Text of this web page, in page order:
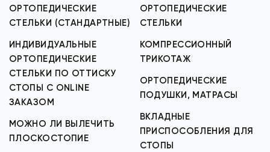
ОРТОПЕДИЧЕСКИЕ
СТЕЛЬКИ (СТАНДАРТНЫЕ)
ИНДИВИДУАЛЬНЫЕ
ОРТОПЕДИЧЕСКИЕ
СТЕЛЬКИ ПО ОТТИСКУ
СТОПЫ С ONLINE
ЗАКАЗОМ
МОЖНО ЛИ ВЫЛЕЧИТЬ
ПЛОСКОСТОПИЕ
ОРТОПЕДИЧЕСКИЕ
СТЕЛЬКИ
КОМПРЕССИОННЫЙ
ТРИКОТАЖ
ОРТОПЕДИЧЕСКИЕ
ПОДУШКИ, МАТРАСЫ
ВКЛАДНЫЕ
ПРИСПОСОБЛЕНИЯ ДЛЯ
СТОПЫ